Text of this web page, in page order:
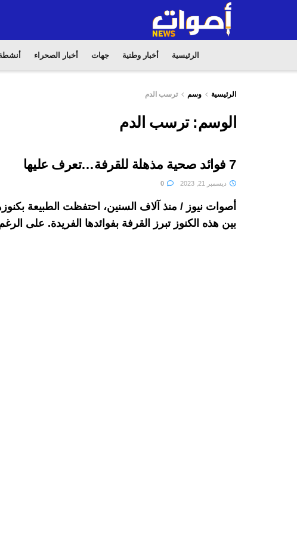
الرئيسية أخبار وطنية جهات أخبار الصحراء
الرئيسية وسم ترسب الدم
الوسم:ترسب الدم
7 فوائد صحية مذهلة للقرفة…تعرف عليها
ديسمبر 21, 2023
أصوات نيوز / منذ آلاف السنين، احتفظت الطبيعة
بين هذه الكنوز تبرز القرفة بفوائدها الفريدة. على